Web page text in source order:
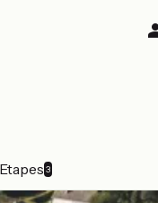
Etapes 3